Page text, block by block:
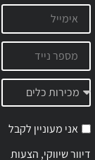
אני מעוניין לקבל
דיוור שיווקי, הצעות